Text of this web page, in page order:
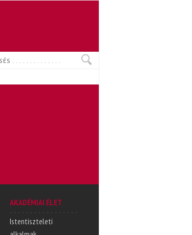
AKADÉMIAI ÉLET
Istentiszteleti